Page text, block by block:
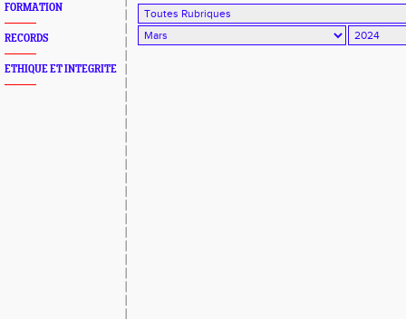
FORMATION
RECORDS
ETHIQUE ET INTEGRITE